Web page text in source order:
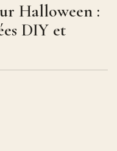
Halloween :
DIY et